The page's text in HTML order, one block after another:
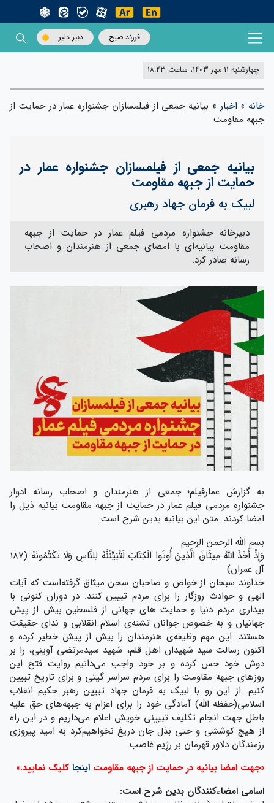
فرزند صبح دبیر دلیر
چهارشنبه 11 مهر 1403، ساعت 18:23
خانه » اخبار » بیانیه جمعی از فیلمسازان جشنواره عمار در حمایت از
جبهه مقاومت
بیانیه جمعی از فیلمسازان جشنواره عمار در
حمایت از جبهه مقاومت
لبیک به فرمان جهاد رهبری
دبیرخانه جشنواره مردمی فیلم عمار در حمایت از جبهه
مقاومت بیانیه‌ای با امضای جمعی از هنرمندان و اصحاب
رسانه صادر کرد.
به گزارش عمارفیلم؛ جمعی از هنرمندان و اصحاب رسانه ادوار
جشنواره مردمی فیلم عمار در حمایت از جبهه مقاومت بیانیه ذیل را
امضا کردند. متن این بیانیه بدین شرح است:
بسم الله الرحمن الرحیم
وَإِذْ أَخَذَ اللَّهُ مِيثَاقَ الَّذِينَ أُوتُوا الْكِتَابَ لَتُبَيِّنُنَّهُ لِلنَّاسِ وَلَا تَكْتُمُونَهُ (187
آل عمران)
خداوند سبحان از خواص و صاحبان سخن میثاق گرفته‌است که آیات
الهی و حوادث روزگار را برای مردم تبیین کنند. در دوران کنونی با
بیداری مردم دنیا و حمایت های جهانی از فلسطین بیش از پیش
جهانیان و به خصوص جوانان تشنه‌ی اسلام انقلابی و ندای حقیقت
هستند. این مهم وظیفه‌ی هنرمندان را بیش از پیش خطیر کرده و
اکنون رسالت سید شهیدان اهل قلم، شهید سیدمرتضی آوینی، را بر
دوش خود حس کرده و بر خود واجب می‌دانیم روایت فتح این
روزهای جبهه مقاومت را برای مردم سراسر گیتی و برای تاریخ تبیین
کنیم. از این رو با لبیک به فرمان جهاد تبیین رهبر حکیم انقلاب
اسلامی(حفظه الله) آمادگی خود را برای اعزام به جبهه‌های حق علیه
باطل جهت انجام تکلیف تبیینی خویش اعلام می‌داریم و در این راه
از هیچ کوششی و حتی بذل جان دریغ نخواهیم‌کرد به امید پیروزی
رزمندگان دلاور قهرمان بر رژِیم غاصب.
«جهت امضا بیانیه در حمایت از جبهه مقاومت اینجا کلیک نمایید.»
اسامی امضاءکنندگان بدین شرح است: